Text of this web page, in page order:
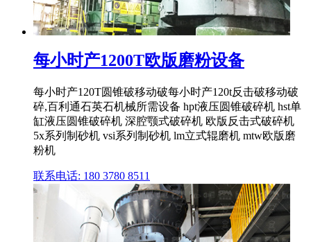
每小时产1200T欧版磨粉设备
每小时产120T圆锥破移动破每小时产120t反击破移动破
碎,百利通石英石机械所需设备 hpt液压圆锥破碎机 hst单
缸液压圆锥破碎机 深腔颚式破碎机 欧版反击式破碎机
5x系列制砂机 vsi系列制砂机 lm立式辊磨机 mtw欧版磨
粉机
联系电话: 180 3780 8511